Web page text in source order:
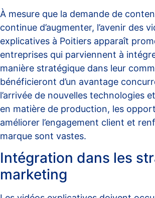
À mesure que la demande de
continue d’augmenter, l’avenir des
explicatives à Poitiers apparaît
entreprises qui parviennent à
manière stratégique dans leur
bénéficieront d’un avantage
l’arrivée de nouvelles technologies
en matière de production, les
améliorer l’engagement client et
marque sont vastes.
Intégration dans les
marketing